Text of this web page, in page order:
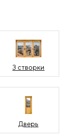
3 створки
Дверь